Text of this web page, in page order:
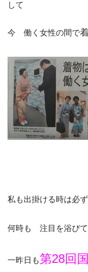
して
今 働く女性の間で
私も出掛ける時は必ず
何時も 注目を浴びて
一昨日も第28回